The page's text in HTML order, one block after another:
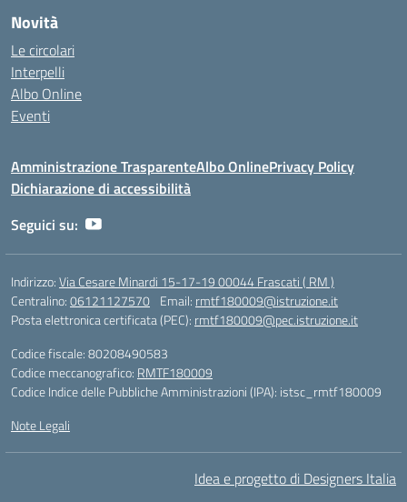
Novità
Le circolari
Interpelli
Albo Online
Eventi
Amministrazione TrasparenteAlbo OnlinePrivacy Policy
Dichiarazione di accessibilità
Seguici su:
Indirizzo:Via Cesare Minardi 15-17-19 00044 Frascati ( RM )
Centralino:06121127570 Email: rmtf180009@istruzione.it
Posta elettronica certificata (PEC): rmtf180009@pec.istruzione.it
Codice fiscale: 80208490583
Codice meccanografico: RMTF180009
Codice Indice delle Pubbliche Amministrazioni (IPA): istsc_rmtf180009
Note Legali
Idea e progetto di Designers Italia